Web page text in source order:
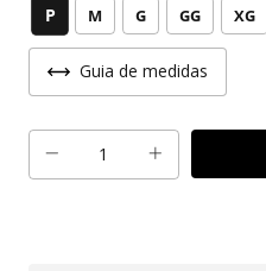
P M G GG XG
Guia de medidas